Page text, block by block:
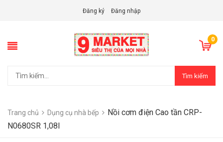
Đăng ký Đăng nhập
0
Tìm kiếm
Trang chủ Dụng cụ nhà bếp
Nồi cơm điện Cao tần CRP-
N0680SR 1,08l